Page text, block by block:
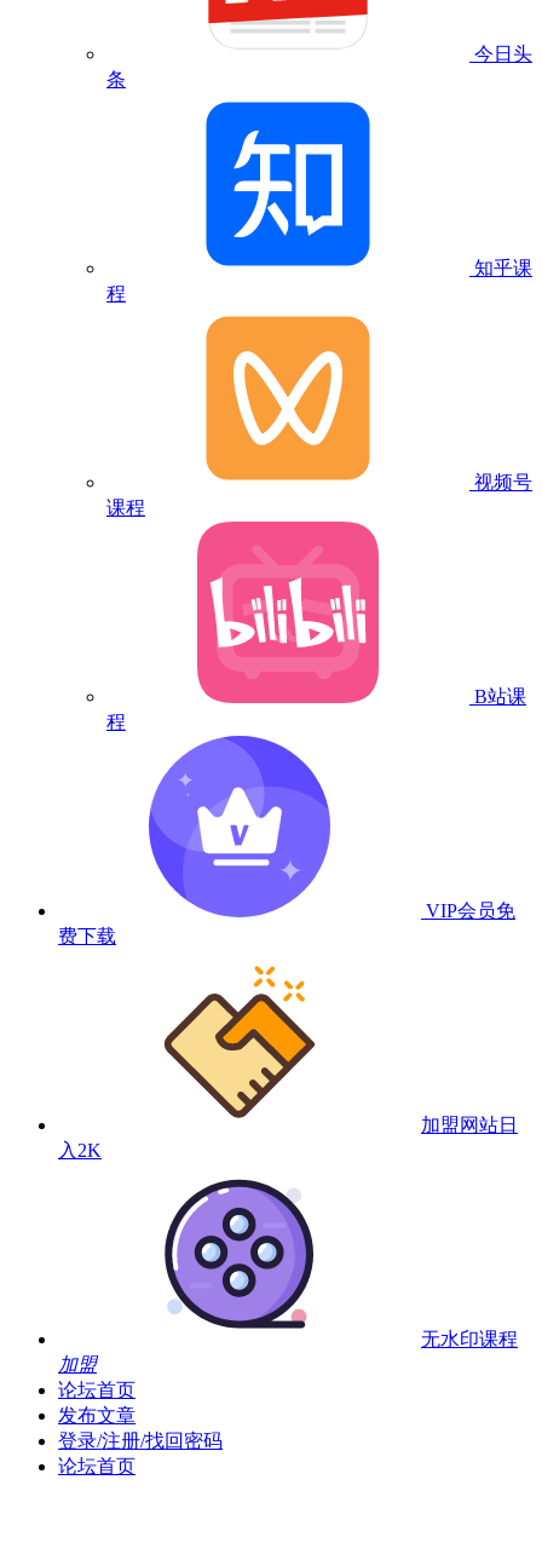
今日头
条
知乎课
程
视频号
课程
B站课
程
VIP会员免
费下载
加盟网站日
入2K
无水印课程
加盟
论坛首页
发布文章
登录/注册/找回密码
论坛首页